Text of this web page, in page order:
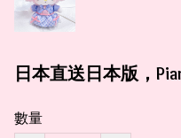
日本直送日本版，
數量